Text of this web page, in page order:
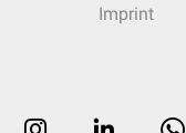
Imprint